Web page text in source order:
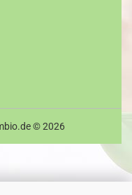
© 2026